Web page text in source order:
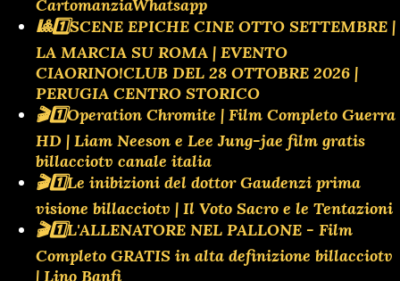
CartomanziaWhatsapp
🎱1️⃣SCENE EPICHE CINE OTTO SETTEMBRE |
LA MARCIA SU ROMA | EVENTO
CIAORINO!CLUB DEL 28 OTTOBRE 2026 |
PERUGIA CENTRO STORICO
🎬1️⃣Operation Chromite | Film Completo Guerra
HD | Liam Neeson e Lee Jung-jae film gratis
billacciotv canale italia
🎬1️⃣Le inibizioni del dottor Gaudenzi prima
visione billacciotv | Il Voto Sacro e le Tentazioni
🎬1️⃣L'ALLENATORE NEL PALLONE - Film
Completo GRATIS in alta definizione billacciotv
| Lino Banfi